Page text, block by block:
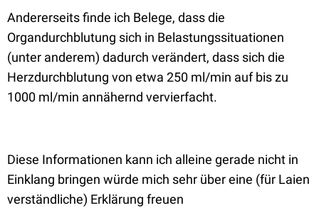
Andererseits finde ich Belege, dass die
Organdurchblutung sich in Belastungssituationen
(unter anderem) dadurch verändert, dass sich die
Herzdurchblutung von etwa 250 ml/min auf bis zu
1000 ml/min annähernd vervierfacht.
Diese Informationen kann ich alleine gerade nicht in
Einklang bringen würde mich sehr über eine (für Laien
verständliche) Erklärung freuen